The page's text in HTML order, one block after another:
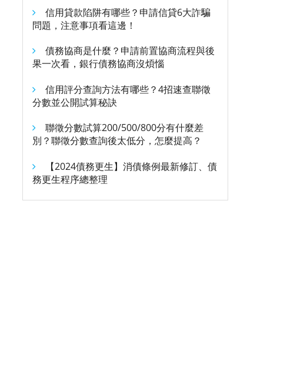
信用貸款陷阱有哪些？申請信貸6大詐騙
問題，注意事項看這邊！
債務協商是什麼？申請前置協商流程與後
果一次看，銀行債務協商沒煩惱
信用評分查詢方法有哪些？4招速查聯徵
分數並公開試算秘訣
聯徵分數試算200/500/800分有什麼差
別？聯徵分數查詢後太低分，怎麼提高？
【2024債務更生】消債條例最新修訂、債
務更生程序總整理